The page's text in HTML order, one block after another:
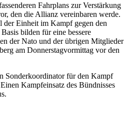
Fahrplans zur Verstärkung
den die Allianz vereinbaren werde.
der Einheit im Kampf gegen den
bilden für eine bessere
der Nato und der übrigen Mitglieder
am Donnerstagvormittag vor den
Sonderkoordinator für den Kampf
Kampfeinsatz des Bündnisses